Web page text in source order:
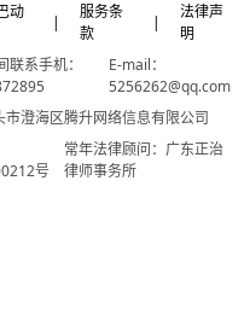
动
|
服务条
款
|
法律声
明
联系手机：
E-mail：
5256262@qq.com
澄海区腾升网络信息有限公司
号
常年法律顾问：广东正治
律师事务所